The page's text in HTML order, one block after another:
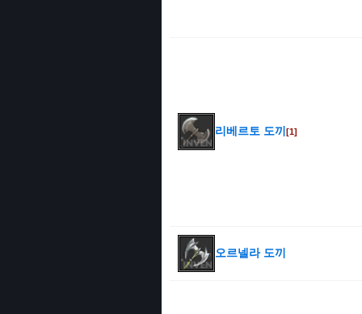
리베르토 도끼 [1]
오르넬라 도끼